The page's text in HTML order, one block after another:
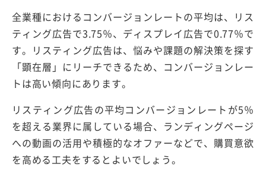
全業種におけるコンバージョンレートの平均は、リス
ティング広告で3.75％、ディスプレイ広告で0.77％で
す。リスティング広告は、悩みや課題の解決策を探す
「顕在層」にリーチできるため、コンバージョンレー
トは高い傾向にあります。
リスティング広告の平均コンバージョンレートが5％
を超える業界に属している場合、ランディングページ
への動画の活用や積極的なオファーなどで、購買意欲
を高める工夫をするとよいでしょう。